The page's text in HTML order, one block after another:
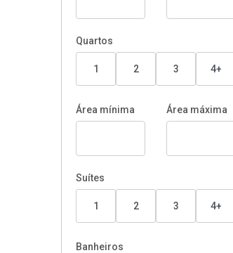
Quartos
1 2 3 4+
Área mínima Área máxima
Suítes
1 2 3 4+
Banheiros